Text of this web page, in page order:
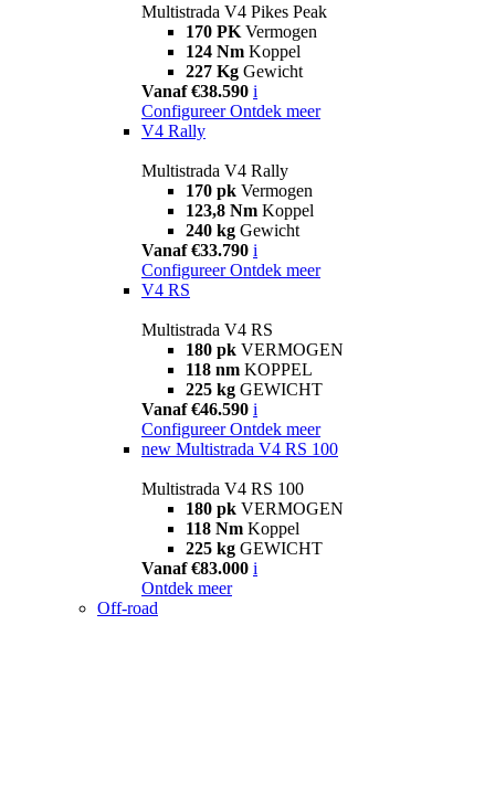
Multistrada V4 Pikes Peak
170 PK Vermogen
124 Nm Koppel
227 Kg Gewicht
Vanaf €38.590 i
Configureer Ontdek meer
V4 Rally
Multistrada V4 Rally
170 pk Vermogen
123,8 Nm Koppel
240 kg Gewicht
Vanaf €33.790 i
Configureer Ontdek meer
V4 RS
Multistrada V4 RS
180 pk VERMOGEN
118 nm KOPPEL
225 kg GEWICHT
Vanaf €46.590 i
Configureer Ontdek meer
new Multistrada V4 RS 100
Multistrada V4 RS 100
180 pk VERMOGEN
118 Nm Koppel
225 kg GEWICHT
Vanaf €83.000 i
Ontdek meer
Off-road